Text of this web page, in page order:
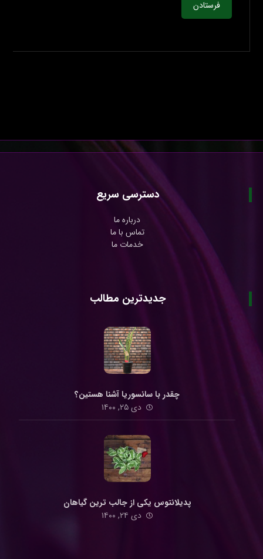
فرستادن
دسترسی سریع
درباره ما
تماس با ما
خدمات ما
جدیدترین مطالب
چقدر با سانسوریا آشنا هستین؟
دی ۲۵, ۱۴۰۰
پدیلانتوس یکی از جالب ترین گیاهان
دی ۲۴, ۱۴۰۰